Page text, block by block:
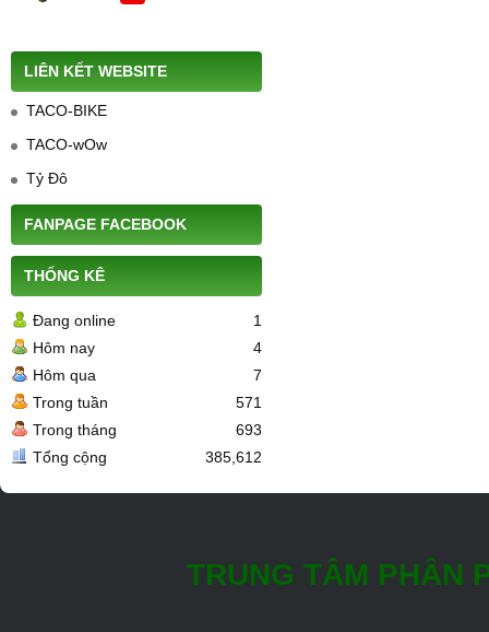
LIÊN KẾT WEBSITE
TACO-BIKE
TACO-wOw
Tỷ Đô
FANPAGE FACEBOOK
THỐNG KÊ
Đang online
1
Hôm nay
4
Hôm qua
7
Trong tuần
571
Trong tháng
693
Tổng cộng
385,612
TRUNG TÂM PHÂN